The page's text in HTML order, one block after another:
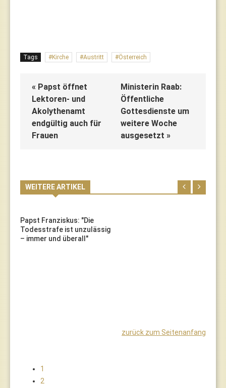
Tags Kirche Austritt Österreich
« Papst öffnet
Lektoren- und
Akolythenamt
endgültig auch für
Frauen
Ministerin Raab:
Öffentliche
Gottesdienste um
weitere Woche
ausgesetzt »
WEITERE ARTIKEL
Papst Franziskus: "Die
Todesstrafe ist unzulässig
– immer und überall"
zurück zum Seitenanfang
1
2